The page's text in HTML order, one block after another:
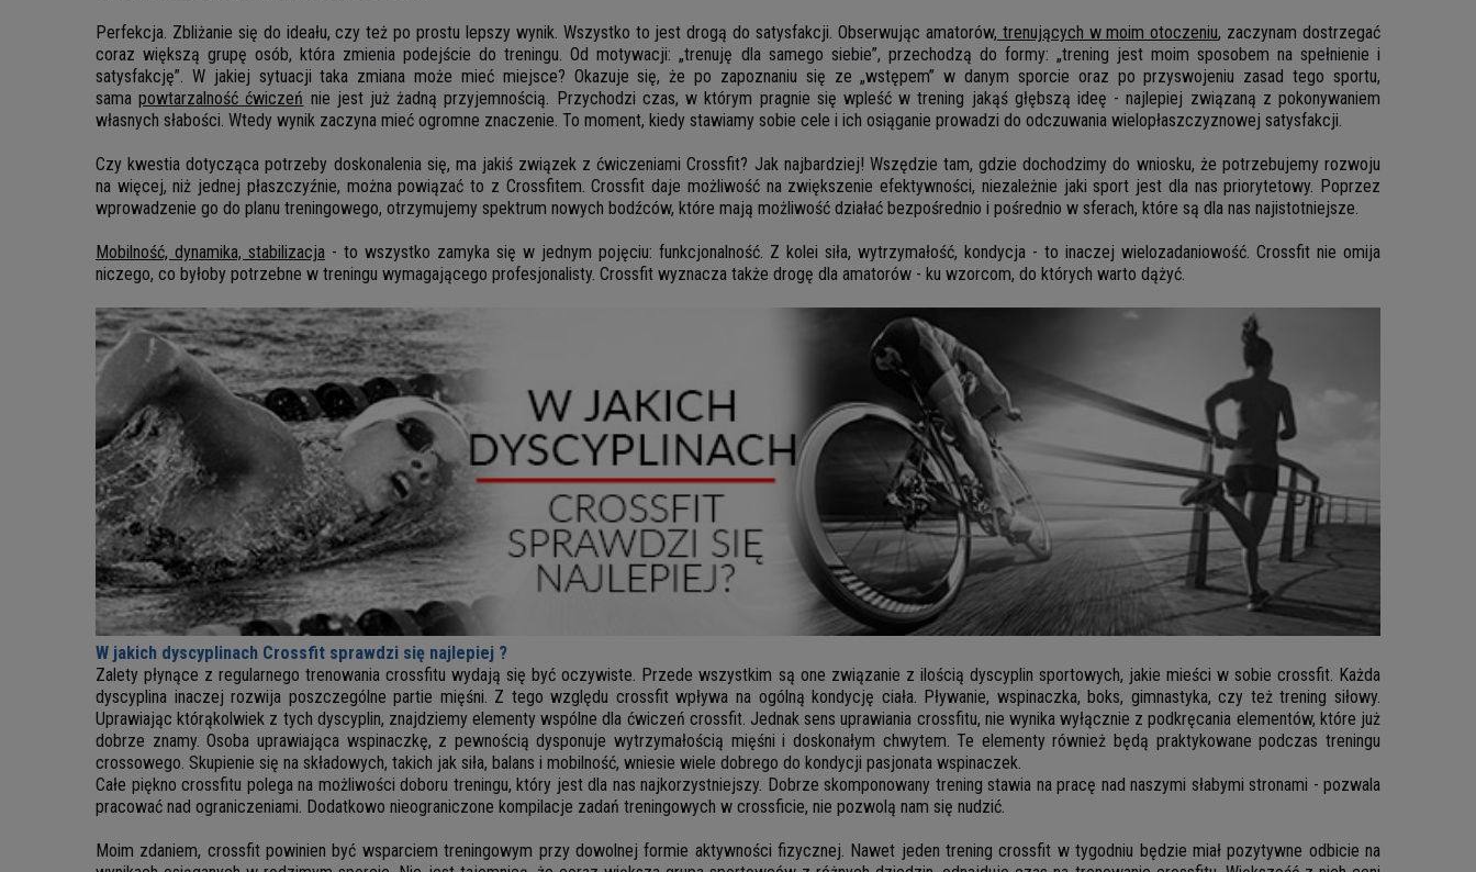
Perfekcja. Zbliżanie się do ideału, czy też po prostu lepszy wynik. Wszystko to jest drogą do satysfakcji. Obserwując amatorów, trenujących w moim otoczeniu, zaczynam dostrzegać
coraz większą grupę osób, która zmienia podejście do treningu. Od motywacji: „trenuję dla samego siebie”, przechodzą do formy: „trening jest moim sposobem na spełnienie i
satysfakcję”. W jakiej sytuacji taka zmiana może mieć miejsce? Okazuje się, że po zapoznaniu się ze „wstępem” w danym sporcie oraz po przyswojeniu zasad tego sportu,
samapowtarzalność ćwiczeń nie jest już żadną przyjemnością. Przychodzi czas, w którym pragnie się wpleść w trening jakąś głębszą ideę - najlepiej związaną z pokonywaniem
własnych słabości. Wtedy wynik zaczyna mieć ogromne znaczenie. To moment, kiedy stawiamy sobie cele i ich osiąganie prowadzi do odczuwania wielopłaszczyznowej satysfakcji.
Czy kwestia dotycząca potrzeby doskonalenia się, ma jakiś związek z ćwiczeniami Crossfit? Jak najbardziej! Wszędzie tam, gdzie dochodzimy do wniosku, że potrzebujemy rozwoju
na więcej, niż jednej płaszczyźnie, można powiązać to z Crossfitem. Crossfit daje możliwość na zwiększenie efektywności, niezależnie jaki sport jest dla nas priorytetowy. Poprzez
wprowadzenie go do planu treningowego, otrzymujemy spektrum nowych bodźców, które mają możliwość działać bezpośrednio i pośrednio w sferach, które są dla nas najistotniejsze.
Mobilność, dynamika, stabilizacja - to wszystko zamyka się w jednym pojęciu: funkcjonalność. Z kolei siła, wytrzymałość, kondycja - to inaczej wielozadaniowość. Crossfit nie omija
niczego, co byłoby potrzebne w treningu wymagającego profesjonalisty. Crossfit wyznacza także drogę dla amatorów - ku wzorcom, do których warto dążyć.
W jakich dyscyplinach Crossfit sprawdzi się najlepiej ?
Zalety płynące z regularnego trenowania crossfitu wydają się być oczywiste. Przede wszystkim są one związanie z ilością dyscyplin sportowych, jakie mieści w sobie crossfit. Każda
dyscyplina inaczej rozwija poszczególne partie mięśni. Z tego względu crossfit wpływa na ogólną kondycję ciała. Pływanie, wspinaczka, boks, gimnastyka, czy też trening siłowy.
Uprawiając którąkolwiek z tych dyscyplin, znajdziemy elementy wspólne dla ćwiczeń crossfit. Jednak sens uprawiania crossfitu, nie wynika wyłącznie z podkręcania elementów, które już
dobrze znamy. Osoba uprawiająca wspinaczkę, z pewnością dysponuje wytrzymałością mięśni i doskonałym chwytem. Te elementy również będą praktykowane podczas treningu
crossowego. Skupienie się na składowych, takich jak siła, balans i mobilność, wniesie wiele dobrego do kondycji pasjonata wspinaczek.
Całe piękno crossfitu polega na możliwości doboru treningu, który jest dla nas najkorzystniejszy. Dobrze skomponowany trening stawia na pracę nad naszymi słabymi stronami - pozwala
pracować nad ograniczeniami. Dodatkowo nieograniczone kompilacje zadań treningowych w crossficie, nie pozwolą nam się nudzić.
Moim zdaniem, crossfit powinien być wsparciem treningowym przy dowolnej formie aktywności fizycznej. Nawet jeden trening crossfit w tygodniu będzie miał pozytywne odbicie na